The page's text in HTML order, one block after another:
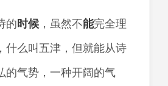
的时候 ，虽然不能完全理
什么叫五津，但就能从诗
的气势，一种开阔的气